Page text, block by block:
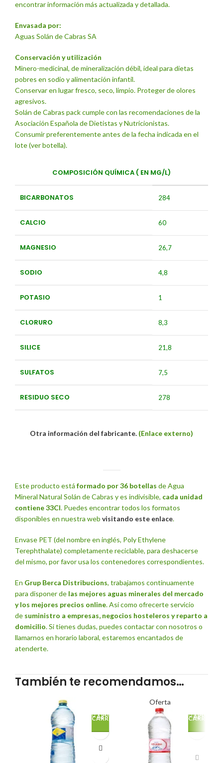
encontrar información más actualizada y detallada.
Envasada por:
Aguas Solán de Cabras SA
Conservación y utilización
Minero-medicinal, de mineralización débil, ideal para dietas
pobres en sodio y alimentación infantil.
Conservar en lugar fresco, seco, limpio. Proteger de olores
agresivos.
Solán de Cabras pack cumple con las recomendaciones de la
Asociación Española de Dietistas y Nutricionistas.
Consumir preferentemente antes de la fecha indicada en el
lote (ver botella).
COMPOSICIÓN QUÍMICA ( EN MG/L)
BICARBONATOS 284
CALCIO 60
MAGNESIO 26,7
SODIO 4,8
POTASIO 1
CLORURO 8,3
SILICE 21,8
SULFATOS 7,5
RESIDUO SECO 278
Otra información del fabricante. (Enlace externo)
Este producto está formado por 36 botellas de Agua
Mineral Natural Solán de Cabras y es indivisible, cada unidad
contiene 33Cl. Puedes encontrar todos los formatos
disponibles en nuestra web visitando este enlace.
Envase PET (del nombre en inglés, Poly Ethylene
Terephthalate) completamente reciclable, para deshacerse
del mismo, por favor usa los contenedores correspondientes.
En Grup Berca Distribucions, trabajamos continuamente
para disponer de las mejores aguas minerales del mercado
y los mejores precios online. Así como ofrecerte servicio
de suministro a empresas, negocios hosteleros y reparto a
domicilio. Si tienes dudas, puedes contactar con nosotros o
llamarnos en horario laboral, estaremos encantados de
atenderte.
También te recomendamos…
AÑADE
AL
CARRITO
Oferta
AÑADE
AL
CARRITO